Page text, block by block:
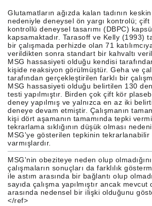
Glutamatların ağızda kalan tadının
nedeniyle deneysel ön yargı kontrolü;
kontrollü deneysel tasarımı (DBPC)
kapsamaktadır. Tarasoff ve Kelly (1993)
bir çalışmada perhizde olan 71
verildikten sonra standart bir kahvaltı
MSG hassasiyeti olduğu kendisi
kişide reaksiyon görülmüştür. Geha ve
tarafından gerçekleştirilen farklı bir
MSG hassasiyeti olduğu belirtilen 130
testi yapılmıştır. Birden çok çift kör
deney yapılmış ve yalnızca en az iki
deneye devam etmiştir. Çalışmanın
kişi dört aşamanın tamamında tepki
tekrarlama sıklığının düşük olması
MSG'ye gösterilen tepkinin tekrarlanabilir
varmışlardır.
MSG'nin obeziteye neden olup
çalışmaların sonuçları da farklılık
ile astım arasında bir bağlantı olup
sayıda çalışma yapılmıştır ancak
arasında nedensel bir ilişki olduğunu
</ref>